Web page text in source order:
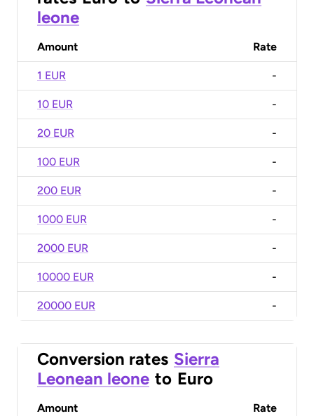
leone
Amount Rate
1 EUR -
10 EUR -
20 EUR -
100 EUR -
200 EUR -
1000 EUR -
2000 EUR -
10000 EUR -
20000 EUR -
Conversion rates Sierra
Leonean leone to Euro
Amount Rate